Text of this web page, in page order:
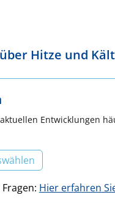
Hitze und
Entwicklungen
Hier erfahren